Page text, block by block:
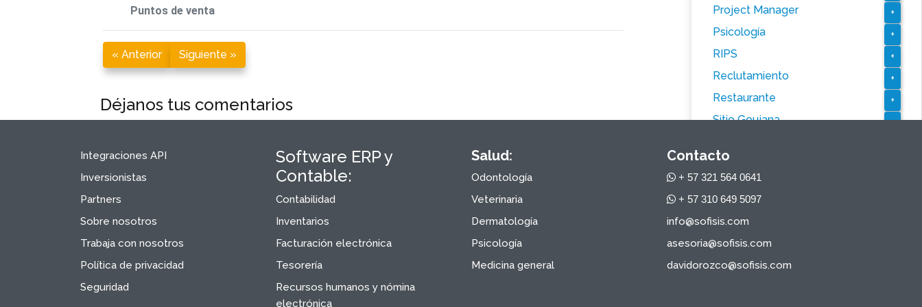
Puntos de venta
« Anterior Siguiente »
Project Manager +
Psicología +
RIPS +
Reclutamiento +
Restaurante +
Sitio Goujana +
Web
Webstore
WhatsApp
Déjanos tus comentarios
Integraciones API
Inversionistas
Partners
Sobre nosotros
Trabaja con nosotros
Política de privacidad
Seguridad
Software ERP y
Contable:
Contabilidad
Inventarios
Facturación electrónica
Tesorería
Recursos humanos y nómina
electrónica
Salud:
Odontología
Veterinaria
Dermatología
Psicología
Medicina general
Contacto
+ 57 321 564 0641
+ 57 310 649 5097
info@sofisis.com
asesoria@sofisis.com
davidorozco@sofisis.com